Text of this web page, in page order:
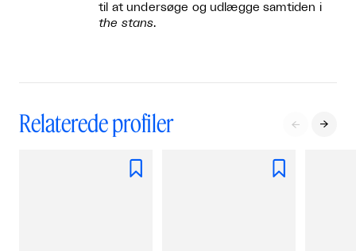
til at undersøge og udlægge samtiden i
the stans.
Relaterede profiler  
 